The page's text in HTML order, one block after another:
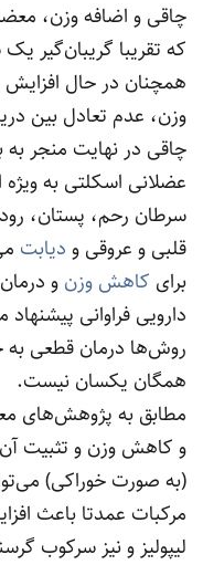
چاقی و اضافه وزن،
که تقریبا گریبان‌گیر
همچنان در حال
وزن، عدم تعادل بین
چاقی در نهایت منجر به
عضلانی اسکلتی به ویژه
سرطان رحم، پستان،
قلبی و عروقی و دیابت
برای کاهش وزن و
دارویی فراوانی
روش‌ها درمان قطعی به
همگان یکسان نیست.
مطابق به پژوهش‌های
و کاهش وزن و تثبیت
(به صورت خوراکی)
مرکبات عمدتا باعث
لیپولیز و نیز سرکوب